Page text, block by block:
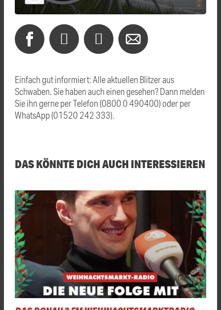
Einfach gut informiert: Alle aktuellen Blitzer aus
Schwaben. Sie haben auch einen gesehen? Dann melden
Sie ihn gerne per Telefon (0800 0 490400) oder per
WhatsApp (01520 242 333).
DAS KÖNNTE DICH AUCH INTERESSIEREN